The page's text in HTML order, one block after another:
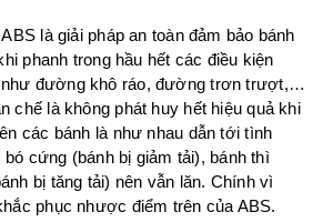
là giải pháp an toàn đảm bảo bánh
phanh trong hầu hết các điều kiện
đường khô ráo, đường trơn trượt,…
chế là không phát huy hết hiệu quả khi
các bánh là như nhau dẫn tới tình
cứng (bánh bị giảm tải), bánh thì
bị tăng tải) nên vẫn lăn. Chính vì
phục nhược điểm trên của ABS.